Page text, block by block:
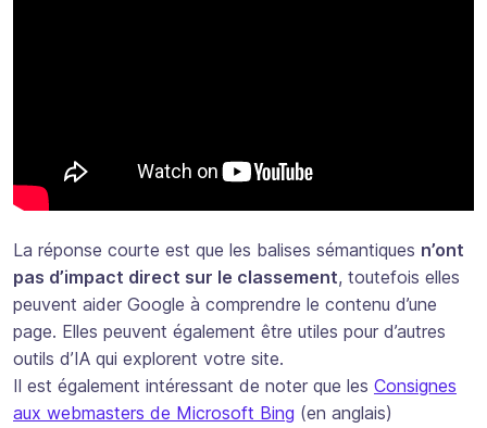
La réponse courte est que les balises sémantiques n’ont
pas d’impact direct sur le classement, toutefois elles
peuvent aider Google à comprendre le contenu d’une
page. Elles peuvent également être utiles pour d’autres
outils d’IA qui explorent votre site.
Il est également intéressant de noter que les Consignes
aux webmasters de Microsoft Bing (en anglais)